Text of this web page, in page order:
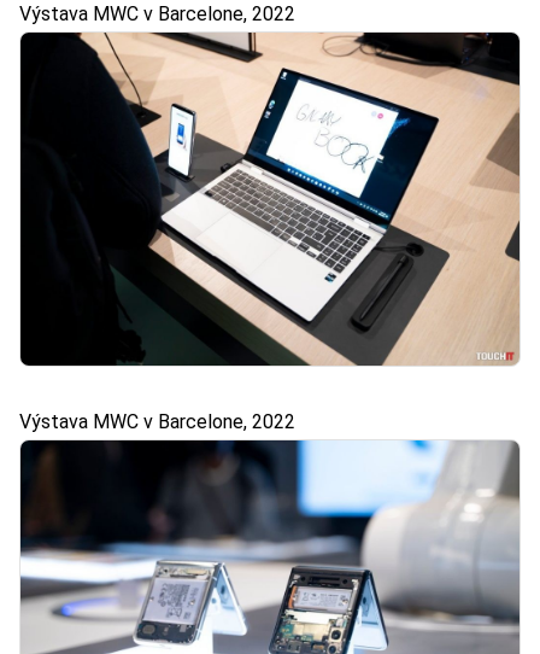
Výstava MWC v Barcelone, 2022
Výstava MWC v Barcelone, 2022